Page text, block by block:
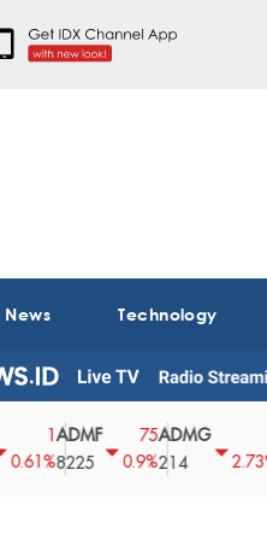
Technology
ADMF
8225
75
0.9%
ADMG
214
2.73%